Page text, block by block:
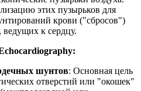
этих пузырьков для
крови ("сбросов")
ведущих к сердцу.
шунтов: Основная цель
отверстий или "окошек"